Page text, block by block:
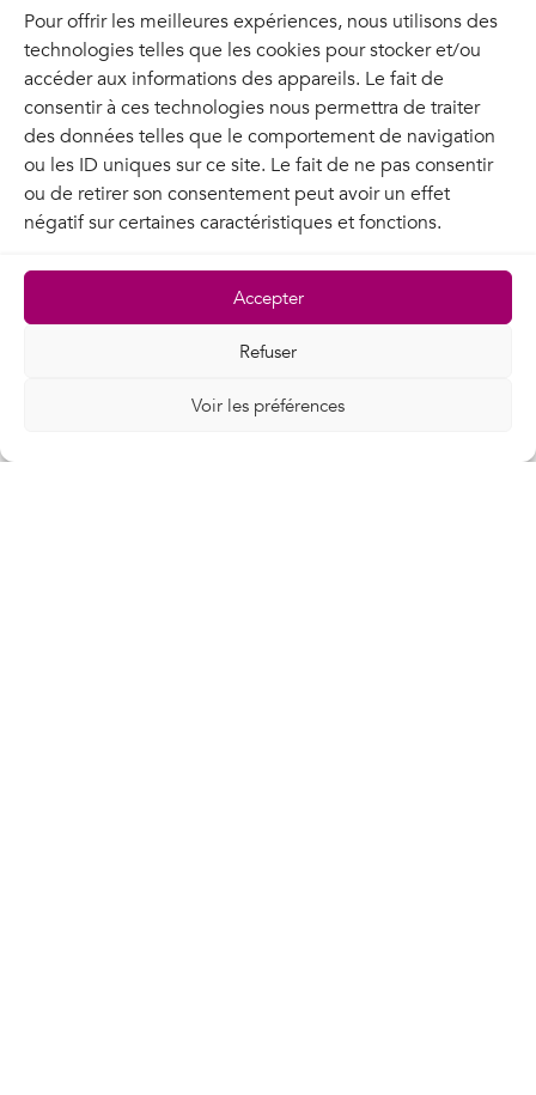
Pour offrir les meilleures expériences, nous utilisons des
technologies telles que les cookies pour stocker et/ou
accéder aux informations des appareils. Le fait de
consentir à ces technologies nous permettra de traiter
des données telles que le comportement de navigation
ou les ID uniques sur ce site. Le fait de ne pas consentir
ou de retirer son consentement peut avoir un effet
négatif sur certaines caractéristiques et fonctions.
Accepter
Refuser
Voir les préférences
aux opérateurs, entreprises et
acteurs publics des services de
transport de données fiables et
performants, jusqu’à 800Gbps,
sur l’ensemble du territoire. Cette
implantation ferroviaire unique
constitue un atout stratégique, en
permettant de sécuriser les flux
alternatives, contribuant ainsi à
une connectivité souveraine.
Nous mettons également à
Numériques, des terrains prêts à